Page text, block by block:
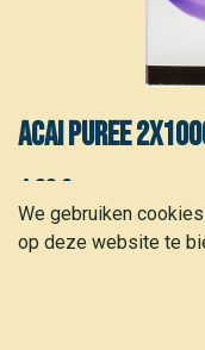
Acai Puree
4,00 €
We gebruiken
op deze website te